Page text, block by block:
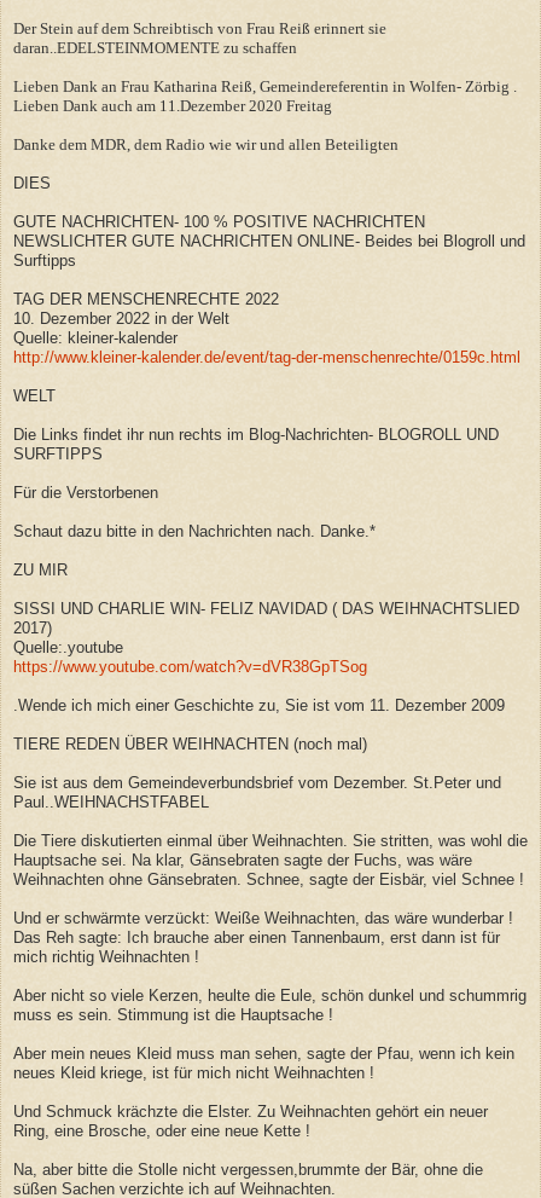
Der Stein auf dem Schreibtisch von Frau Reiß erinnert sie
daran..EDELSTEINMOMENTE zu schaffen
Lieben Dank an Frau Katharina Reiß, Gemeindereferentin in Wolfen- Zörbig .
Lieben Dank auch am 11.Dezember 2020 Freitag
Danke dem MDR, dem Radio wie wir und allen Beteiligten
DIES
GUTE NACHRICHTEN- 100 % POSITIVE NACHRICHTEN
NEWSLICHTER GUTE NACHRICHTEN ONLINE- Beides bei Blogroll und
Surftipps
TAG DER MENSCHENRECHTE 2022
10. Dezember 2022 in der Welt
Quelle: kleiner-kalender
http://www.kleiner-kalender.de/event/tag-der-menschenrechte/0159c.html
WELT
Die Links findet ihr nun rechts im Blog-Nachrichten- BLOGROLL UND
SURFTIPPS
Für die Verstorbenen
Schaut dazu bitte in den Nachrichten nach. Danke.*
ZU MIR
SISSI UND CHARLIE WIN- FELIZ NAVIDAD ( DAS WEIHNACHTSLIED
2017)
Quelle:.youtube
https://www.youtube.com/watch?v=dVR38GpTSog
.Wende ich mich einer Geschichte zu, Sie ist vom 11. Dezember 2009
TIERE REDEN ÜBER WEIHNACHTEN (noch mal)
Sie ist aus dem Gemeindeverbundsbrief vom Dezember. St.Peter und
Paul..WEIHNACHSTFABEL
Die Tiere diskutierten einmal über Weihnachten. Sie stritten, was wohl die
Hauptsache sei. Na klar, Gänsebraten sagte der Fuchs, was wäre
Weihnachten ohne Gänsebraten. Schnee, sagte der Eisbär, viel Schnee !
Und er schwärmte verzückt: Weiße Weihnachten, das wäre wunderbar !
Das Reh sagte: Ich brauche aber einen Tannenbaum, erst dann ist für
mich richtig Weihnachten !
Aber nicht so viele Kerzen, heulte die Eule, schön dunkel und schummrig
muss es sein. Stimmung ist die Hauptsache !
Aber mein neues Kleid muss man sehen, sagte der Pfau, wenn ich kein
neues Kleid kriege, ist für mich nicht Weihnachten !
Und Schmuck krächzte die Elster. Zu Weihnachten gehört ein neuer
Ring, eine Brosche, oder eine neue Kette !
Na, aber bitte die Stolle nicht vergessen,brummte der Bär, ohne die
süßen Sachen verzichte ich auf Weihnachten.